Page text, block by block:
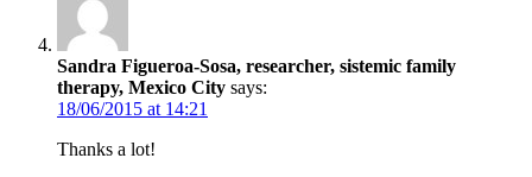
Sandra Figueroa-Sosa, researcher, sistemic family
therapy, Mexico City says:
18/06/2015 at 14:21
Thanks a lot!